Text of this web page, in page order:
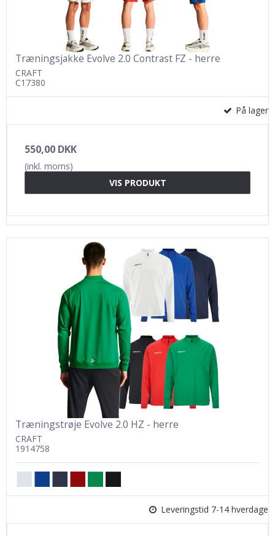
Træningsjakke Evolve 2.0 Contrast FZ - herre
CRAFT
C17380
På lager
550,00 DKK
(inkl. moms)
VIS PRODUKT
Træningstrøje Evolve 2.0 HZ - herre
CRAFT
1914758
Leveringstid 7-14 hverdage